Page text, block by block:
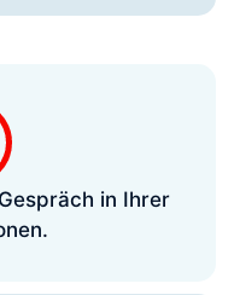
in Ihrer